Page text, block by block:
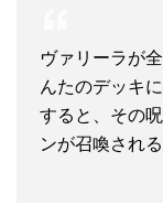
ヴァリーラが
んたのデッキ
すると、その
ンが召喚され